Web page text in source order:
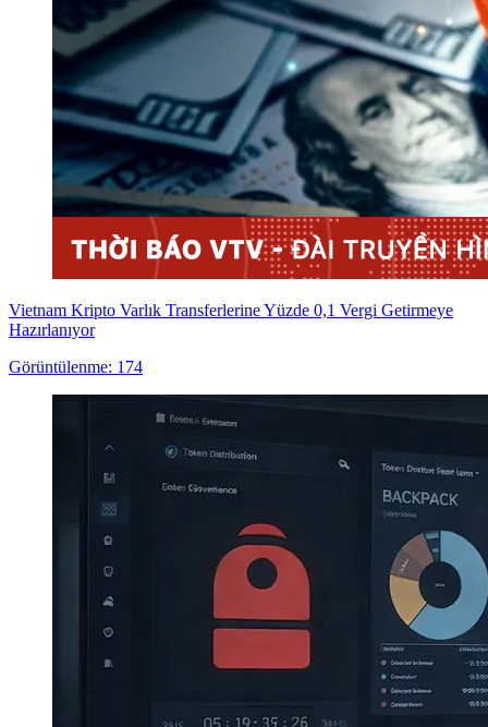
Vietnam Kripto Varlık Transferlerine Yüzde 0,1 Vergi Getirmeye
Hazırlanıyor
Görüntülenme: 174